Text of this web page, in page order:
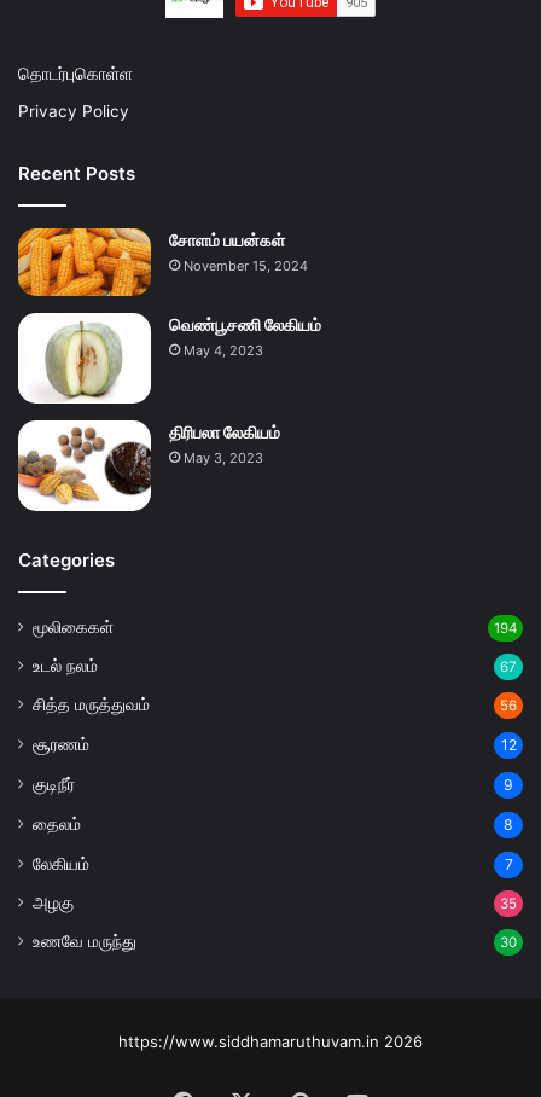
தொடர்புகொள்ள
Privacy Policy
Recent Posts
சோளம் பயன்கள்
November 15, 2024
வெண்பூசணி லேகியம்
May 4, 2023
திரிபலா லேகியம்
May 3, 2023
Categories
மூலிகைகள் 194
உடல் நலம் 67
சித்த மருத்துவம் 56
சூரணம் 12
குடிநீர் 9
தைலம் 8
லேகியம் 7
அழகு 35
உணவே மருந்து 30
https://www.siddhamaruthuvam.in 2026